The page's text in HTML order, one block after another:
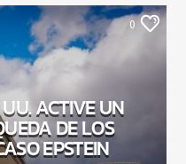
0
ACTIVE UN
DE LOS
EPSTEIN